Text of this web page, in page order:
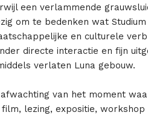
een verlammende
om te bedenken wat
en culturele
directe interactie en fijn
verlaten Luna gebouw.
van het moment
film, lezing, expositie,